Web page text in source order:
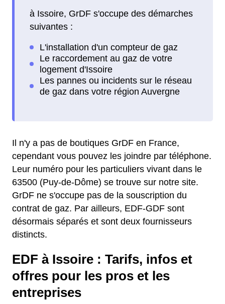
à Issoire, GrDF s'occupe des démarches
suivantes :
Il n'y a pas de boutiques GrDF en France,
cependant vous pouvez les joindre par téléphone.
Leur numéro pour les particuliers vivant dans le
63500 (Puy-de-Dôme) se trouve sur notre site.
GrDF ne s'occupe pas de la souscription du
contrat de gaz. Par ailleurs, EDF-GDF sont
désormais séparés et sont deux fournisseurs
distincts.
EDF à Issoire : Tarifs, infos et
offres pour les pros et les
entreprises